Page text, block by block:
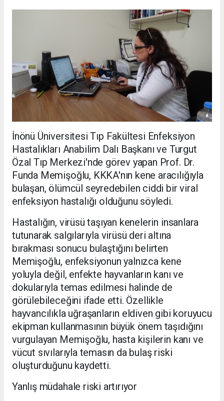
İnönü Üniversitesi Tıp Fakültesi Enfeksiyon
Hastalıkları Anabilim Dalı Başkanı ve Turgut
Özal Tıp Merkezi'nde görev yapan Prof. Dr.
Funda Memişoğlu, KKKA'nın kene aracılığıyla
bulaşan, ölümcül seyredebilen ciddi bir viral
enfeksiyon hastalığı olduğunu söyledi.
Hastalığın, virüsü taşıyan kenelerin insanlara
tutunarak salgılarıyla virüsü deri altına
bırakması sonucu bulaştığını belirten
Memişoğlu, enfeksiyonun yalnızca kene
yoluyla değil, enfekte hayvanların kanı ve
dokularıyla temas edilmesi halinde de
görülebileceğini ifade etti. Özellikle
hayvancılıkla uğraşanların eldiven gibi koruyucu
ekipman kullanmasının büyük önem taşıdığını
vurgulayan Memişoğlu, hasta kişilerin kanı ve
vücut sıvılarıyla temasın da bulaş riski
oluşturduğunu kaydetti.
Yanlış müdahale riski artırıyor